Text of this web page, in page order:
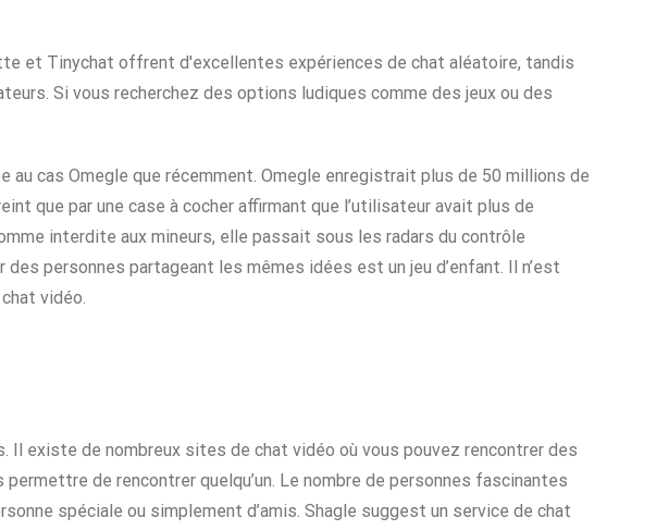
et Tinychat offrent d'excellentes expériences de chat aléatoire, tandis
Si vous recherchez des options ludiques comme des jeux ou des
cas Omegle que récemment. Omegle enregistrait plus de 50 millions de
que par une case à cocher affirmant que l’utilisateur avait plus de
interdite aux mineurs, elle passait sous les radars du contrôle
personnes partageant les mêmes idées est un jeu d’enfant. Il n’est
vidéo.
Il existe de nombreux sites de chat vidéo où vous pouvez rencontrer des
de rencontrer quelqu’un. Le nombre de personnes fascinantes
spéciale ou simplement d’amis. Shagle suggest un service de chat